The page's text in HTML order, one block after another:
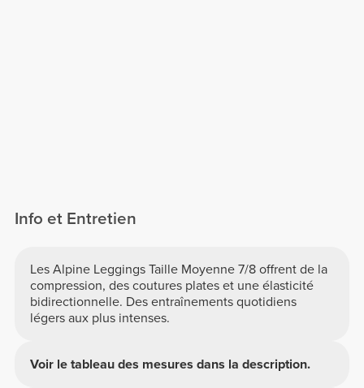
Info et Entretien
Les Alpine Leggings Taille Moyenne 7/8 offrent de la
compression, des coutures plates et une élasticité
bidirectionnelle. Des entraînements quotidiens
légers aux plus intenses.
Voir le tableau des mesures dans la description.